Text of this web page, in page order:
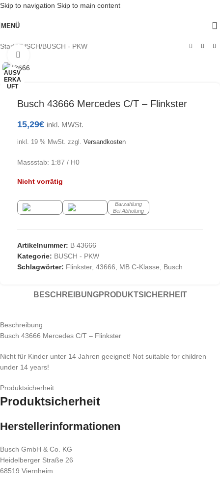
Skip to navigation Skip to main content
MENÜ
Start/BUSCH/BUSCH - PKW
AUSV
ERKA
UFT
Busch 43666 Mercedes C/T – Flinkster
15,29€ inkl. MWSt.
inkl. 19 % MwSt. zzgl. Versandkosten
Massstab: 1:87 / H0
Nicht vorrätig
Barzahlung
Bei Abholung
Artikelnummer: B 43666
Kategorie: BUSCH - PKW
Schlagwörter: Flinkster, 43666, MB C-Klasse, Busch
BESCHREIBUNGPRODUKTSICHERHEIT
Beschreibung
Busch 43666 Mercedes C/T – Flinkster
Nicht für Kinder unter 14 Jahren geeignet! Not suitable for children
under 14 years!
Produktsicherheit
Produktsicherheit
Herstellerinformationen
Busch GmbH & Co. KG
Heidelberger Straße 26
68519 Viernheim